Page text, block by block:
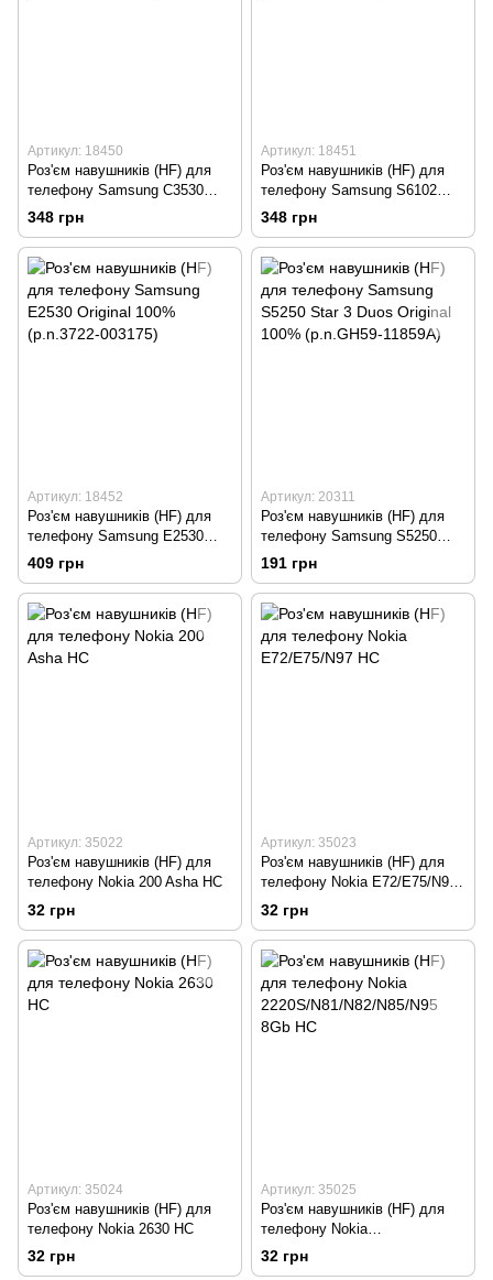
Артикул: 18450
Роз'єм навушників (HF) для
телефону Samsung C3530
Original 100% (p.n.3722-
003139)
348 грн
Артикул: 18451
Роз'єм навушників (HF) для
телефону Samsung S6102
Original 100% (p.n.3722-
003467)
348 грн
Артикул: 18452
Роз'єм навушників (HF) для
телефону Samsung E2530
Original 100% (p.n.3722-
003175)
409 грн
Артикул: 20311
Роз'єм навушників (HF) для
телефону Samsung S5250
Star 3 Duos Original 100%
(p.n.GH59-11859A)
191 грн
Артикул: 35022
Роз'єм навушників (HF) для
телефону Nokia 200 Asha HC
32 грн
Артикул: 35023
Роз'єм навушників (HF) для
телефону Nokia E72/E75/N97
HC
32 грн
Артикул: 35024
Роз'єм навушників (HF) для
телефону Nokia 2630 HC
32 грн
Артикул: 35025
Роз'єм навушників (HF) для
телефону Nokia
2220S/N81/N82/N85/N95 8Gb
32 грн